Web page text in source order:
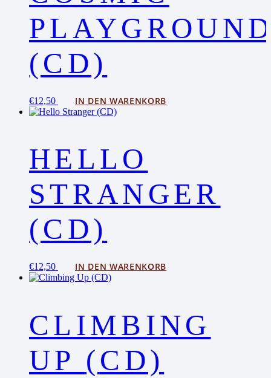
(CD)
€12,50 IN DEN WARENKORB
HELLO
STRANGER
(CD)
€12,50 IN DEN WARENKORB
CLIMBING
UP (CD)